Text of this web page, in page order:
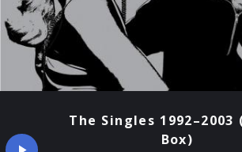
The Singles 1992–2003
Box)